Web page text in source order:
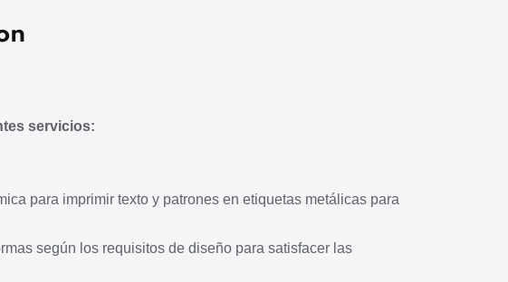
servicios:
para imprimir texto y patrones en etiquetas metálicas para
según los requisitos de diseño para satisfacer las